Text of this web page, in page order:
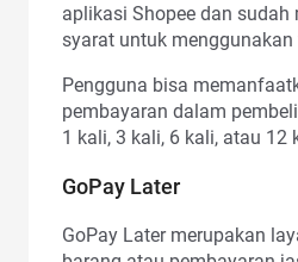
aplikasi Shopee dan sudah
syarat untuk menggunakan
Pengguna bisa
pembayaran dalam
1 kali, 3 kali, 6 kali, atau 12
GoPay Later
GoPay Later merupakan